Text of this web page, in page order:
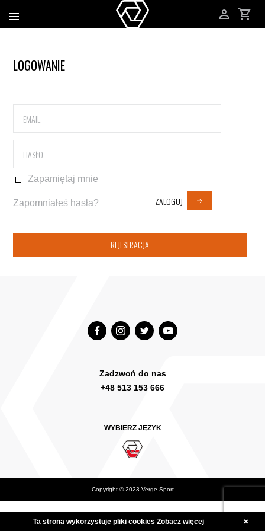
LOGOWANIE
Zapamiętaj mnie
Zapomniałeś hasła? ZALOGUJ
REJESTRACJA
WYBIERZ JĘZYK
Zadzwoń do nas
+48 513 153 666
Copyright © 2023 Verge Sport
Ta strona wykorzystuje pliki cookies Zobacz więcej